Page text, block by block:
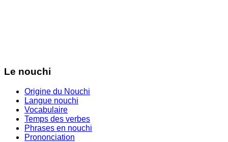
Le nouchi
Origine du Nouchi
Langue nouchi
Vocabulaire
Temps des verbes
Phrases en nouchi
Prononciation